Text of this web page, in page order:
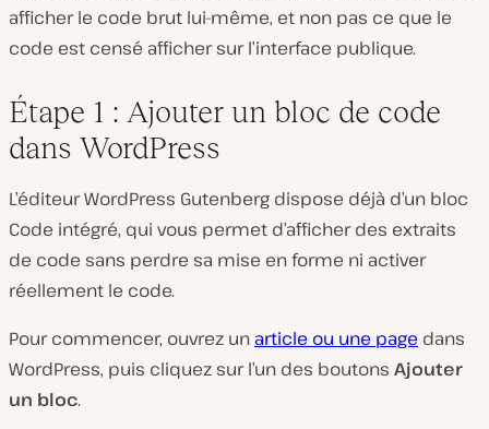
afficher le code brut lui-même, et non pas ce que le
code est censé afficher sur l’interface publique.
Étape 1 : Ajouter un bloc de code
dans WordPress
L’éditeur WordPress Gutenberg dispose déjà d’un bloc
Code intégré, qui vous permet d’afficher des extraits
de code sans perdre sa mise en forme ni activer
réellement le code.
Pour commencer, ouvrez un article ou une page dans
WordPress, puis cliquez sur l’un des boutons Ajouter
un bloc.